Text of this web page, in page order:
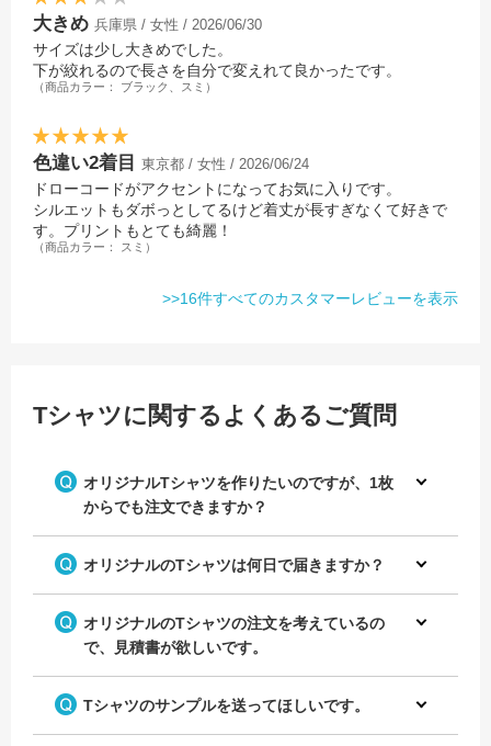
大きめ 兵庫県 / 女性 / 2026/06/30
サイズは少し大きめでした。
下が絞れるので長さを自分で変えれて良かったです。
（商品カラー： ブラック、スミ）
色違い2着目 東京都 / 女性 / 2026/06/24
ドローコードがアクセントになってお気に入りです。
シルエットもダボっとしてるけど着丈が長すぎなくて好きで
す。プリントもとても綺麗！
（商品カラー： スミ）
>>16件すべてのカスタマーレビューを表示
Tシャツに関するよくあるご質問
オリジナルTシャツを作りたいのですが、1枚
からでも注文できますか？
オリジナルのTシャツは何日で届きますか？
オリジナルのTシャツの注文を考えているの
で、見積書が欲しいです。
Tシャツのサンプルを送ってほしいです。